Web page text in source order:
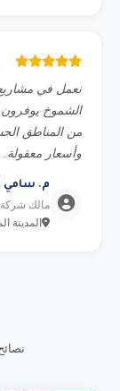
نعمل في مشاريع
الشموخ
من المناطق
وأسعار معقولة.
م. سامي
مالك شركة
المدينة